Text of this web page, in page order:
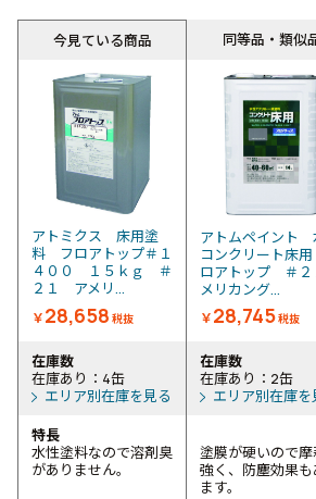
今見ている商品 同等品・類似
アトミクス 床用塗
料 フロアトップ＃１
４００ １５ｋｇ ＃
２１ アメリ...
￥28,658 税抜
アトムペイント
コンクリート床
ロアトップ ＃２
メリカング...
￥28,745税抜
在庫数
在庫あり：4缶
エリア別在庫を見る
在庫数
在庫あり：2缶
エリア別在庫を
特長
水性塗料なので溶剤臭
がありません。
塗膜が硬いので
強く、防塵効果も
ます。